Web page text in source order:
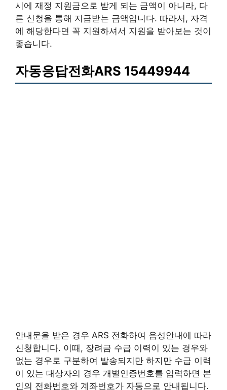
시에 재정 지원금으로 받게 되는 금액이 아니라, 다
른 신청을 통해 지급받는 금액입니다. 따라서, 자격
에 해당한다면 꼭 지원하셔서 지원을 받아보는 것이
좋습니다.
자동응답전화ARS 15449944
안내문을 받은 경우 ARS 전화하여 음성안내에 따라
신청합니다. 이때, 장려금 수급 이력이 있는 경우와
없는 경우로 구분하여 발송되지만 하지만 수급 이력
이 있는 대상자의 경우 개별인증번호를 입력하면 본
인의 전화번호와 계좌번호가 자동으로 안내됩니다.